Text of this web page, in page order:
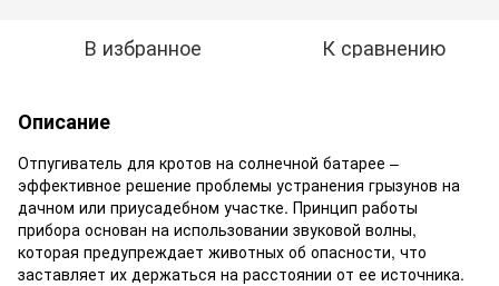
В избранное К сравнению
Описание
Отпугиватель для кротов на солнечной батарее –
эффективное решение проблемы устранения грызунов на
дачном или приусадебном участке. Принцип работы
прибора основан на использовании звуковой волны,
которая предупреждает животных об опасности, что
заставляет их держаться на расстоянии от ее источника.